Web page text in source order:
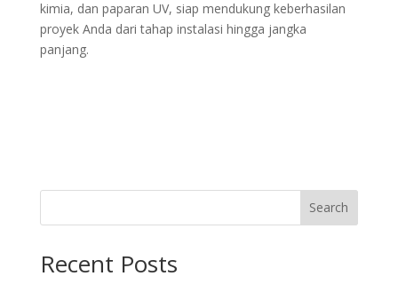
kimia, dan paparan UV, siap mendukung keberhasilan
proyek Anda dari tahap instalasi hingga jangka
panjang.
Search
Recent Posts